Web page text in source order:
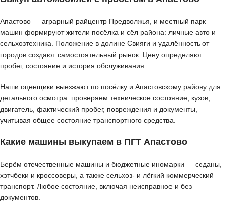
Апастово — аграрный райцентр Предволжья, и местный парк
машин формируют жители посёлка и сёл района: личные авто и
сельхозтехника. Положение в долине Свияги и удалённость от
городов создают самостоятельный рынок. Цену определяют
пробег, состояние и история обслуживания.
Наши оценщики выезжают по посёлку и Апастовскому району для
детального осмотра: проверяем техническое состояние, кузов,
двигатель, фактический пробег, повреждения и документы,
учитывая общее состояние транспортного средства.
Какие машины выкупаем в ПГТ Апастово
Берём отечественные машины и бюджетные иномарки — седаны,
хэтчбеки и кроссоверы, а также сельхоз- и лёгкий коммерческий
транспорт. Любое состояние, включая неисправное и без
документов.